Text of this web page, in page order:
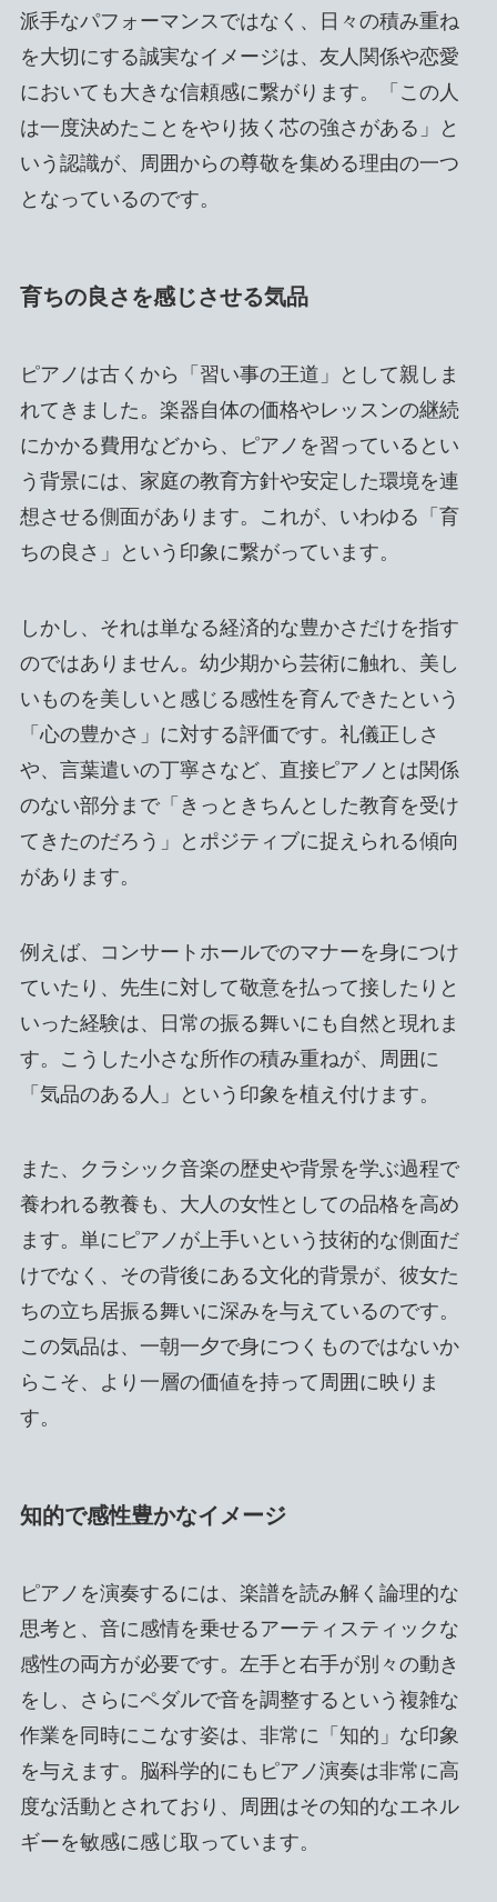
派手なパフォーマンスではなく、日々の積み重ね
を大切にする誠実なイメージは、友人関係や恋愛
においても大きな信頼感に繋がります。「この人
は一度決めたことをやり抜く芯の強さがある」と
いう認識が、周囲からの尊敬を集める理由の一つ
となっているのです。
育ちの良さを感じさせる気品
ピアノは古くから「習い事の王道」として親しま
れてきました。楽器自体の価格やレッスンの継続
にかかる費用などから、ピアノを習っているとい
う背景には、家庭の教育方針や安定した環境を連
想させる側面があります。これが、いわゆる「育
ちの良さ」という印象に繋がっています。
しかし、それは単なる経済的な豊かさだけを指す
のではありません。幼少期から芸術に触れ、美し
いものを美しいと感じる感性を育んできたという
「心の豊かさ」に対する評価です。礼儀正しさ
や、言葉遣いの丁寧さなど、直接ピアノとは関係
のない部分まで「きっときちんとした教育を受け
てきたのだろう」とポジティブに捉えられる傾向
があります。
例えば、コンサートホールでのマナーを身につけ
ていたり、先生に対して敬意を払って接したりと
いった経験は、日常の振る舞いにも自然と現れま
す。こうした小さな所作の積み重ねが、周囲に
「気品のある人」という印象を植え付けます。
また、クラシック音楽の歴史や背景を学ぶ過程で
養われる教養も、大人の女性としての品格を高め
ます。単にピアノが上手いという技術的な側面だ
けでなく、その背後にある文化的背景が、彼女た
ちの立ち居振る舞いに深みを与えているのです。
この気品は、一朝一夕で身につくものではないか
らこそ、より一層の価値を持って周囲に映りま
す。
知的で感性豊かなイメージ
ピアノを演奏するには、楽譜を読み解く論理的な
思考と、音に感情を乗せるアーティスティックな
感性の両方が必要です。左手と右手が別々の動き
をし、さらにペダルで音を調整するという複雑な
作業を同時にこなす姿は、非常に「知的」な印象
を与えます。脳科学的にもピアノ演奏は非常に高
度な活動とされており、周囲はその知的なエネル
ギーを敏感に感じ取っています。